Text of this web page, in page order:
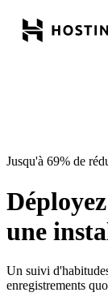
Jusqu'à 69% de
une
Un suivi
enregistrements